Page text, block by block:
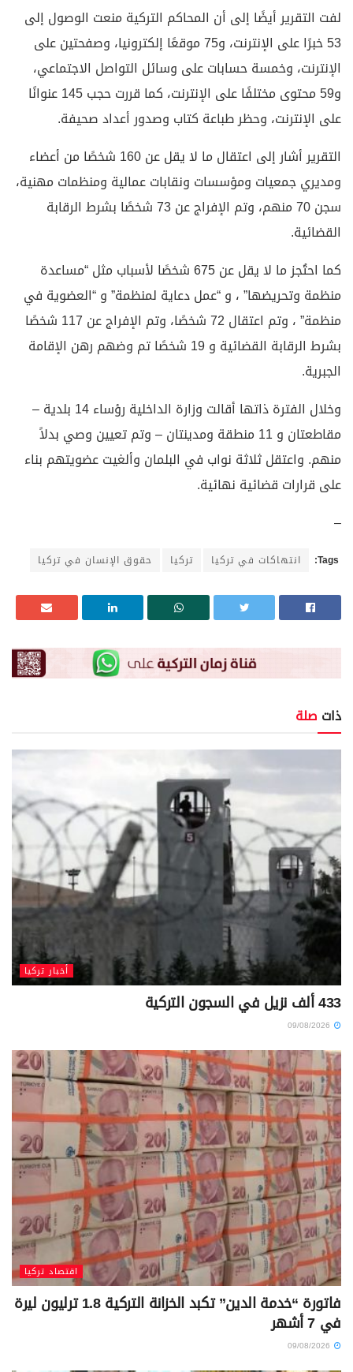
لفت التقرير أيضًا إلى أن المحاكم التركية منعت الوصول إلى
53 خبرًا على الإنترنت، و75 موقعًا إلكترونيا، وصفحتين على
الإنترنت، وخمسة حسابات على وسائل التواصل الاجتماعي،
و59 محتوى مختلفًا على الإنترنت، كما قررت حجب 145 عنوانًا
على الإنترنت، وحظر طباعة كتاب وصدور أعداد صحيفة.
التقرير أشار إلى اعتقال ما لا يقل عن 160 شخصًا من أعضاء
ومديري جمعيات ومؤسسات ونقابات عمالية ومنظمات مهنية،
سجن 70 منهم، وتم الإفراج عن 73 شخصًا بشرط الرقابة
القضائية.
كما احتُجز ما لا يقل عن 675 شخصًا لأسباب مثل “مساعدة
منظمة وتحريضها” ، و “عمل دعاية لمنظمة” و “العضوية في
منظمة” ، وتم اعتقال 72 شخصًا، وتم الإفراج عن 117 شخصًا
بشرط الرقابة القضائية و 19 شخصًا تم وضهم رهن الإقامة
الجبرية.
وخلال الفترة ذاتها أقالت وزارة الداخلية رؤساء 14 بلدية –
مقاطعتان و 11 منطقة ومدينتان – وتم تعيين وصي بدلاً
منهم. واعتقل ثلاثة نواب في البلمان وألغيت عضويتهم بناء
على قرارات قضائية نهائية.
–
Tags: انتهاكات في تركيا تركيا حقوق الإنسان في تركيا
ذات صلة
أخبار تركيا
433 ألف نزيل في السجون التركية
اقتصاد تركيا
فاتورة “خدمة الدين” تكبد الخزانة التركية 1.8 ترليون ليرة
في 7 أشهر